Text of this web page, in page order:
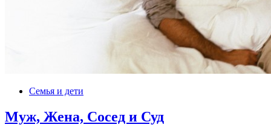
Семья и дети
Муж, Жена, Сосед и Суд